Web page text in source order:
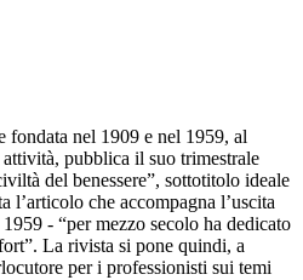
fondata nel 1909 e nel 1959, al
pubblica il suo trimestrale
del benessere”, sottotitolo ideale
l’articolo che accompagna l’uscita
- “per mezzo secolo ha dedicato
La rivista si pone quindi, a
per i professionisti sui temi